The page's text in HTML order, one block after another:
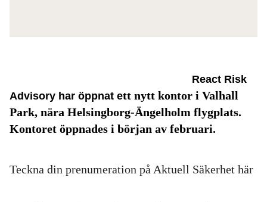
React Risk
Advisory har öppnat ett nytt kontor i Valhall
Park, nära Helsingborg-Ängelholm flygplats.
Kontoret öppnades i början av februari.
Teckna din prenumeration på Aktuell Säkerhet här